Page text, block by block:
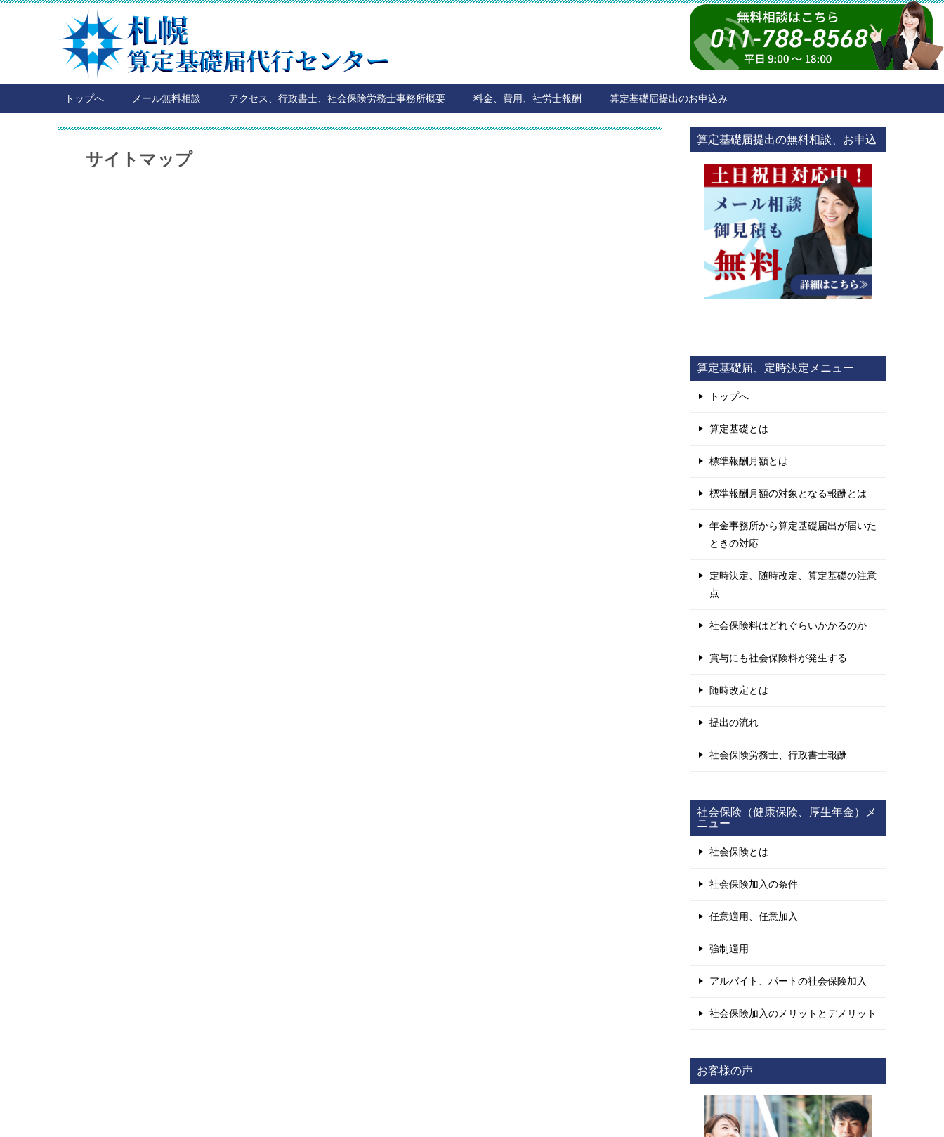
トップへ メール無料相談 アクセス、行政書士、社会保険労務士事務所概要 料金、費用、社労士報酬 算定基礎届提出のお申込み
サイトマップ
算定基礎届提出の無料相談、お申込
算定基礎届、定時決定メニュー
トップへ
算定基礎とは
標準報酬月額とは
標準報酬月額の対象となる報酬とは
年金事務所から算定基礎届出が届いた
ときの対応
定時決定、随時改定、算定基礎の注意
点
社会保険料はどれぐらいかかるのか
賞与にも社会保険料が発生する
随時改定とは
提出の流れ
社会保険労務士、行政書士報酬
社会保険（健康保険、厚生年金）メ
ニュー
社会保険とは
社会保険加入の条件
任意適用、任意加入
強制適用
アルバイト、パートの社会保険加入
社会保険加入のメリットとデメリット
お客様の声